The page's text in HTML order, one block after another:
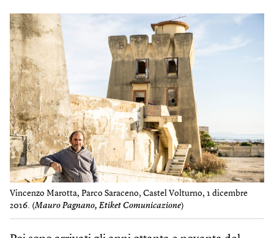
Vincenzo Marotta, Parco Saraceno, Castel Volturno, 1 dicembre
2016. (Mauro Pagnano, Etiket Comunicazione)